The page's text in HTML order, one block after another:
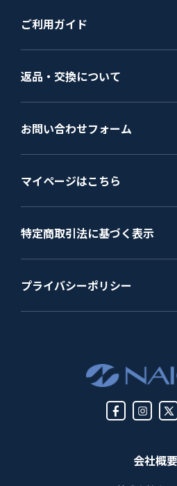
会社概要
ご利用ガイド
返品・交換について
お問い合わせフォーム
マイページはこちら
特定商取引法に基づく表示
プライバシーポリシー